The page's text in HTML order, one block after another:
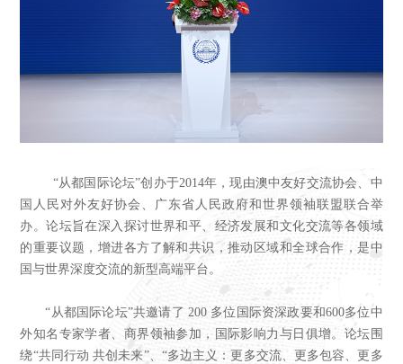
“从都国际论坛”创办于2014年，现由澳中友好交流协会、中
国人民对外友好协会、广东省人民政府和世界领袖联盟联合举
办。论坛旨在深入探讨世界和平、经济发展和文化交流等各领域
的重要议题，增进各方了解和共识，推动区域和全球合作，是中
国与世界深度交流的新型高端平台。
“从都国际论坛”共邀请了 200 多位国际资深政要和600多位中
外知名专家学者、商界领袖参加，国际影响力与日俱增。论坛围
绕“共同行动 共创未来”、“多边主义：更多交流、更多包容、更多